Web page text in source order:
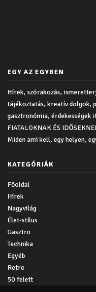
EGY AZ EGYBEN
Hírek, szórakozás,
tájékoztatás, kreatív dolgok,
gasztronómia, érdekességek
FIATALOKNAK ÉS
Miden ami kell, egy helyen,
KATEGÓRIÁK
Főoldal
Hírek
Nagyvilág
Élet-stílus
Gasztro
Technika
Egyéb
Retro
50 felett